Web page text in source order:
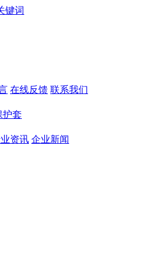
在线反馈 联系我们
护套
资讯 企业新闻